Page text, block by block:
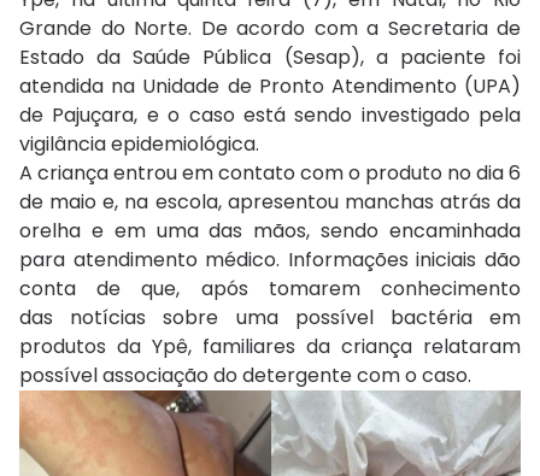
Grande do Norte. De acordo com a Secretaria de
Estado da Saúde Pública (Sesap), a paciente foi
atendida na Unidade de Pronto Atendimento (UPA)
de Pajuçara, e o caso está sendo investigado pela
vigilância epidemiológica.
A criança entrou em contato com o produto no dia 6
de maio e, na escola, apresentou manchas atrás da
orelha e em uma das mãos, sendo encaminhada
para atendimento médico. Informações iniciais dão
conta de que, após tomarem conhecimento
das notícias sobre uma possível bactéria em
produtos da Ypê, familiares da criança relataram
possível associação do detergente com o caso.